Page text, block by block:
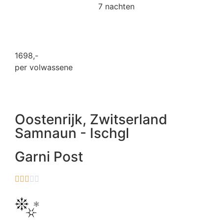
7 nachten
1698,-
per volwassene
Oostenrijk, Zwitserland
Samnaun - Ischgl
Garni Post
    